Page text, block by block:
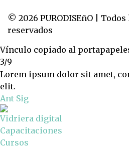
© 2026 PURODISEñO |
reservados
Vínculo copiado al
3/9
Lorem ipsum dolor sit amet,
elit.
Ant Sig
Vidriera digital
Capacitaciones
Cursos